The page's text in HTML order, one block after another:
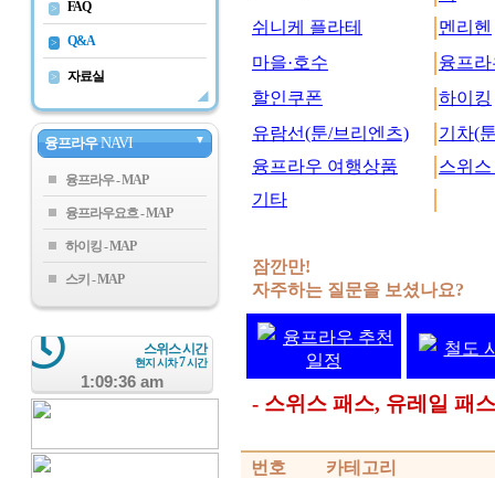
> FAQ
> Q&A
> 자료실
융프라우 NAVI ▼
융프라우
융프라우요흐
하이킹
스키
스위스 시간
현지 시차7시간
1:09:36 am
쉬니케 플라테
멘리헨
마을·호수
융프
할인쿠폰
하이킹
유람선(툰/브리엔츠)
기차(
융프라우 여행상품
스위
기타
잠깐만!
자주하는 질문을 보셨나요?
융프라우 추천
일정
철도
- 스위스 패스, 유레일 패
번호 카테고리